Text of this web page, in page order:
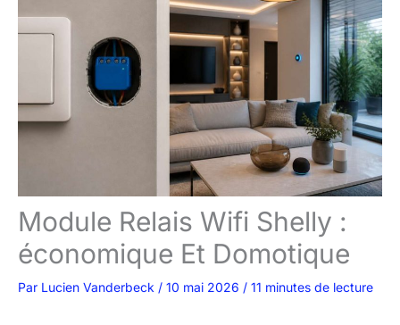
Module Relais Wifi Shelly :
économique Et Domotique
Par Lucien Vanderbeck / 10 mai 2026 / 11 minutes de lecture